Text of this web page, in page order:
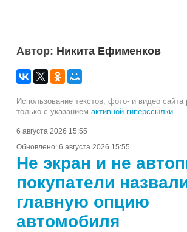
Автор: Никита Ефименков
Использование текстов, фото- и видео сайта
только с указанием активной гиперссылки.
6 августа 2026 15:55
Обновлено: 6 августа 2026 15:55
Не экран и не
покупатели
главную опцию
автомобиля